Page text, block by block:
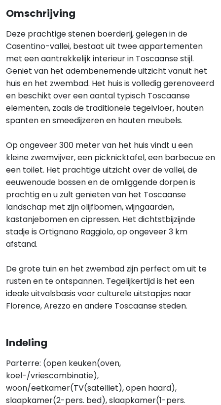
Omschrijving
Deze prachtige stenen boerderij, gelegen in de
Casentino-vallei, bestaat uit twee appartementen
met een aantrekkelijk interieur in Toscaanse stijl.
Geniet van het adembenemende uitzicht vanuit het
huis en het zwembad. Het huis is volledig gerenoveerd
en beschikt over een aantal typisch Toscaanse
elementen, zoals de traditionele tegelvloer, houten
spanten en smeedijzeren en houten meubels.
Op ongeveer 300 meter van het huis vindt u een
kleine zwemvijver, een picknicktafel, een barbecue en
een toilet. Het prachtige uitzicht over de vallei, de
eeuwenoude bossen en de omliggende dorpen is
prachtig en u zult genieten van het Toscaanse
landschap met zijn olijfbomen, wijngaarden,
kastanjebomen en cipressen. Het dichtstbijzijnde
stadje is Ortignano Raggiolo, op ongeveer 3 km
afstand.
De grote tuin en het zwembad zijn perfect om uit te
rusten en te ontspannen. Tegelijkertijd is het een
ideale uitvalsbasis voor culturele uitstapjes naar
Florence, Arezzo en andere Toscaanse steden.
Indeling
Parterre: (open keuken(oven,
koel-/vriescombinatie),
woon/eetkamer(TV(satelliet), open haard),
slaapkamer(2-pers. bed), slaapkamer(1-pers.